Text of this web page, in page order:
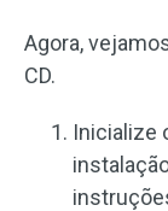
Agora,
CD.
Inicialize